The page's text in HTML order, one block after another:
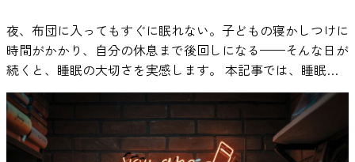
では、手術前の不安を軽減する目的や、治療中の心理的負担
を和らげる目的で音楽が用いられることがあります。音楽は
薬物を使用しない非侵襲的な方法であり、患者への身体的負
担が少ないという特徴があるため、補助的なストレス管理手
段として研究が進められています。 音楽療法についてより
詳しく知りたい方はこちら。 ・音楽療法とは？健康を支え
る音楽の力と実践アイデア集 参考：De Witte, M., Spruit, A.,
や作業持続時間に影響を与える可能性があります。
Thompsonら（2001）の研究では、明るくテンポの速い音楽
を聴いた条件で、被験者の気分と覚醒水準が高まり、その状
態で空間認知課題の成績が向上したと報告されています。
ただし研究者らは、これは音楽そのものが認知能力を直接高
めたのではなく、気分と覚醒水準の変化が課題成績に影響し
た可能性が高いと結論づけています。 つまり、作業用BGM
つまり、音がプラスに働くかマイナスに働くかは、状況によ
って変わるというのが研究の結論です。 以下では、実験研
究で明らかになっている事実を、わかりやすく紹介していき
ます。 音とストレスの関係については、こちらの記事で紹
介しています。 https://mag.viestyle.co.jp/masking-effect/
参考：Söderlund, G., Sikström, S., & Smart, A. (2007). Listen
to the noise: Noise affects cognitive performance differently
夜、布団に入ってもすぐに眠れない。子どもの寝かしつけに
時間がかかり、自分の休息まで後回しになる——そんな日が
続くと、睡眠の大切さを実感します。 本記事では、睡眠と
音楽の科学的な関係から、具体的な習慣づくり、実際の体験
談までを紹介。今夜から始められるシンプルな方法をまとめ
ました。 なぜ音楽が睡眠の質を高めるのか？（睡眠 × 音楽
の科学） 寝る前にお気に入りの音楽を聞くと、「いつの間